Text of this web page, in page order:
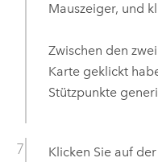
Mauszeiger, und
Zwischen den
Karte geklickt
Stützpunkte
Klicken Sie auf